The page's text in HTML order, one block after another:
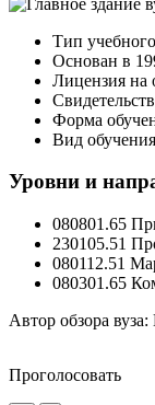
Тип
Основан в
Лицензия на
Форма
Вид
Уровни и
080801.65
230105.51
080112.51
080301.65
Автор обзора вуза:
Проголосовать